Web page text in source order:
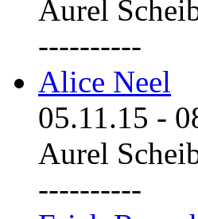
Aurel
----------
Alice Neel
05.11.15 -
Aurel
----------